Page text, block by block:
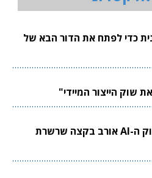
כדי לפתח את הדור הבא של
צוואר הבקבוק הבא בשוק ה-AI אורב בקצה שרשרת